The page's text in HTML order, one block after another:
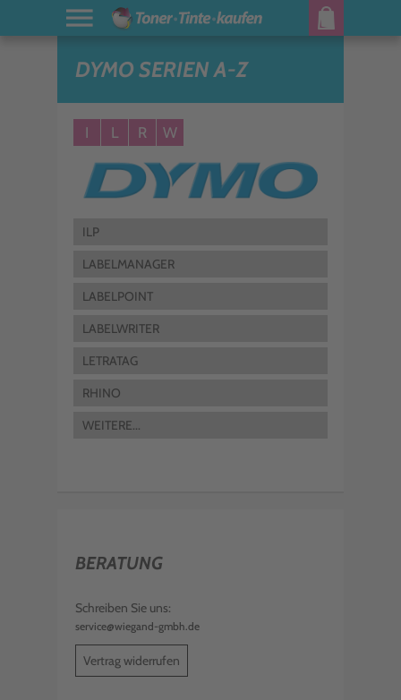
DYMO SERIEN A-Z
I L R W
ILP
LABELMANAGER
LABELPOINT
LABELWRITER
LETRATAG
RHINO
WEITERE...
BERATUNG
Schreiben Sie uns:
service@wiegand-gmbh.de
Vertrag widerrufen